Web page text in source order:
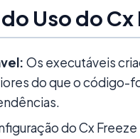
Uso do Cx
Os executáveis
do que o código-
do Cx